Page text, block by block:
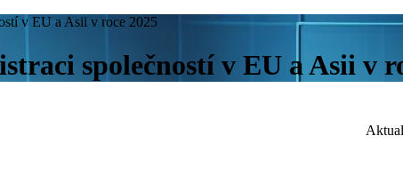
v EU a Asii v roce 2025
společností v EU a Asii v